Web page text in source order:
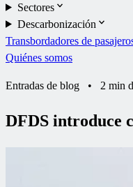
Sectores
Descarbonización
Transbordadores de
Quiénes somos
Entradas de blog • 2 min
DFDS introduce